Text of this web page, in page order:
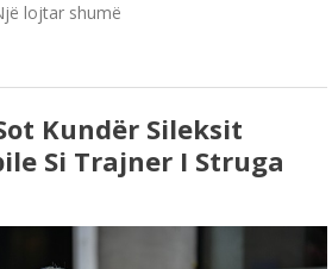
lojtar shumë
Kundër Sileksit
Si Trajner I Struga